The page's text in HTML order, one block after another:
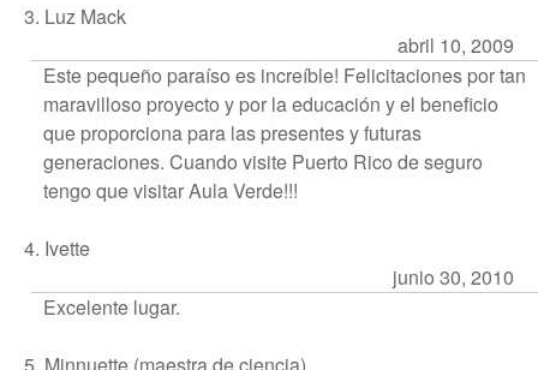
3. Luz Mack
abril 10, 2009
Este pequeño paraíso es increíble! Felicitaciones por tan
maravilloso proyecto y por la educación y el beneficio
que proporciona para las presentes y futuras
generaciones. Cuando visite Puerto Rico de seguro
tengo que visitar Aula Verde!!!
4. Ivette
junio 30, 2010
Excelente lugar.
5. Minnuette (maestra de ciencia)